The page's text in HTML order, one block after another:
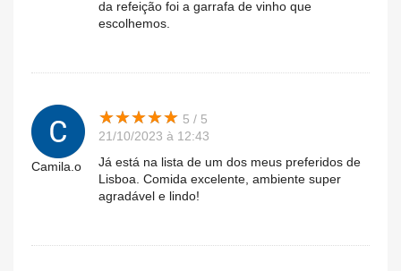
da refeição foi a garrafa de vinho que
escolhemos.
Camila.o
★★★★★
★★★★★ 5 / 5
21/10/2023 à 12:43
Já está na lista de um dos meus preferidos de
Lisboa. Comida excelente, ambiente super
agradável e lindo!